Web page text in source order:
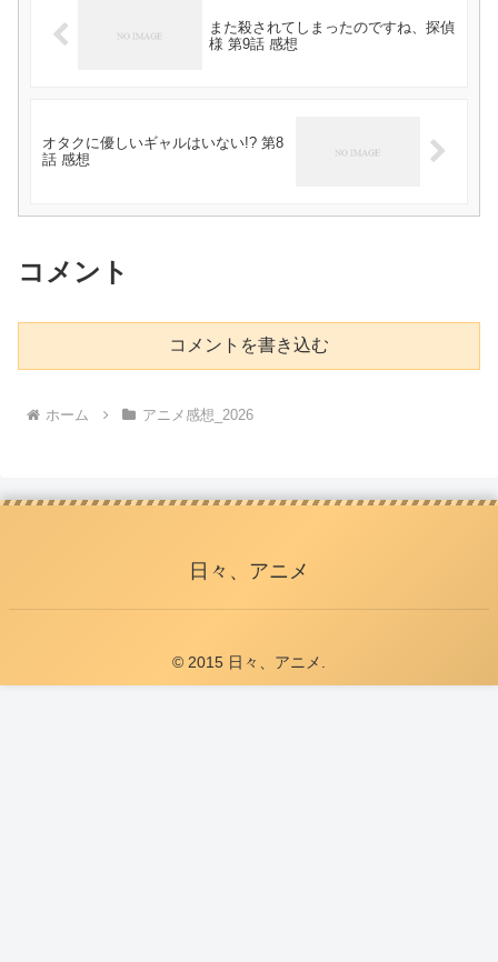
また殺されてしまったのですね、探偵
様 第9話 感想
オタクに優しいギャルはいない!? 第8
話 感想
コメント
コメントを書き込む
ホーム アニメ感想_2026
日々、アニメ
© 2015 日々、アニメ.